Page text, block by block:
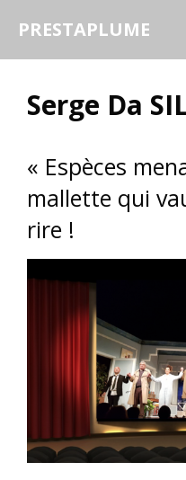
PRESTAPLUME
Serge Da
« Espèces
mallette qui
rire !